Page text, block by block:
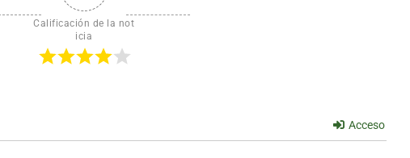
Calificación de la not
icia
Acceso